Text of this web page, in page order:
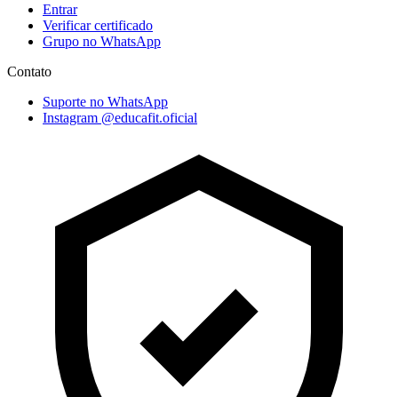
Entrar
Verificar certificado
Grupo no WhatsApp
Contato
Suporte no WhatsApp
Instagram @educafit.oficial